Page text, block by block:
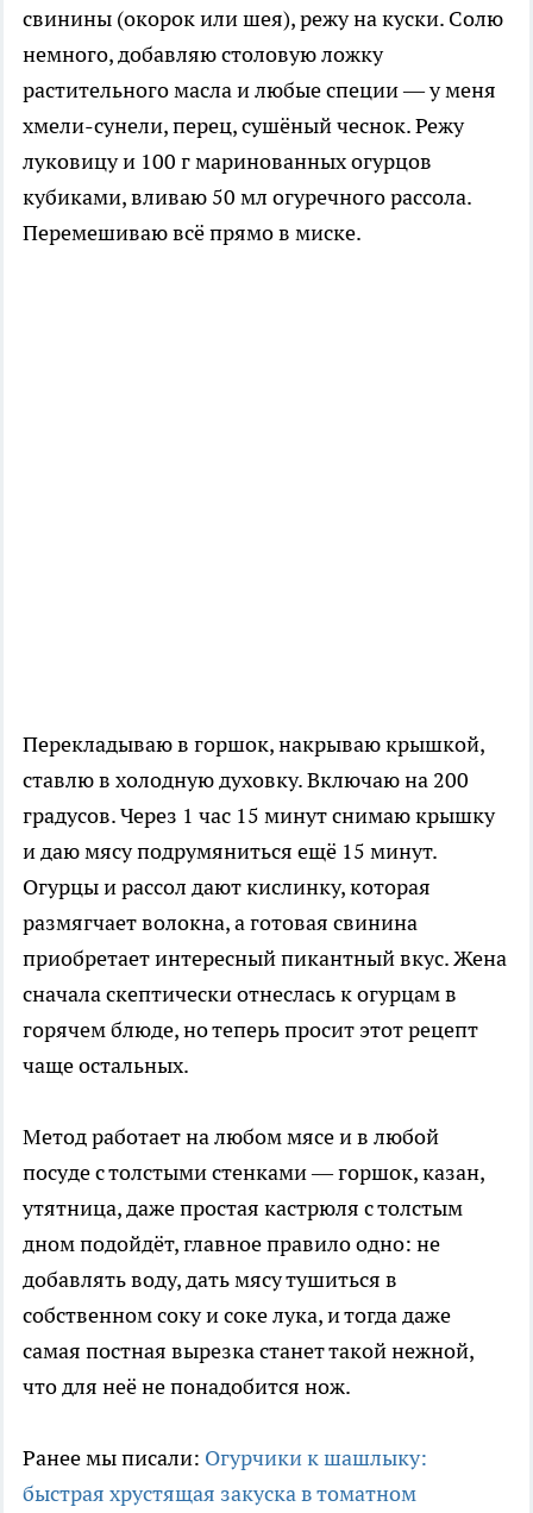
свинины (окорок или шея), режу на куски. Солю
немного, добавляю столовую ложку
растительного масла и любые специи — у меня
хмели-сунели, перец, сушёный чеснок. Режу
луковицу и 100 г маринованных огурцов
кубиками, вливаю 50 мл огуречного рассола.
Перемешиваю всё прямо в миске.
Перекладываю в горшок, накрываю крышкой,
ставлю в холодную духовку. Включаю на 200
градусов. Через 1 час 15 минут снимаю крышку
и даю мясу подрумяниться ещё 15 минут.
Огурцы и рассол дают кислинку, которая
размягчает волокна, а готовая свинина
приобретает интересный пикантный вкус. Жена
сначала скептически отнеслась к огурцам в
горячем блюде, но теперь просит этот рецепт
чаще остальных.
Метод работает на любом мясе и в любой
посуде с толстыми стенками — горшок, казан,
утятница, даже простая кастрюля с толстым
дном подойдёт, главное правило одно: не
добавлять воду, дать мясу тушиться в
собственном соку и соке лука, и тогда даже
самая постная вырезка станет такой нежной,
что для неё не понадобится нож.
Ранее мы писали: Огурчики к шашлыку:
быстрая хрустящая закуска в томатном